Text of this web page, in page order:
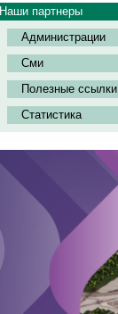
Наши партнеры
Администрации
Сми
Полезные ссылки
Статистика